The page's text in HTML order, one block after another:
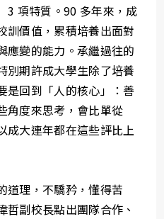
3 項特質。90 多年來，成
訓價值，累積培養出面對
應變的能力。承繼過往的
別期許成大學生除了培養
是回到「人的核心」：善
角度來思考，會比單從
成大連年都在這些評比上
道理，不驕矜，懂得苦
副校長點出團隊合作、